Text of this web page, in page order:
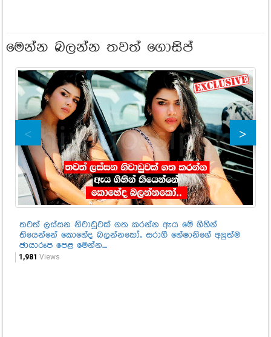
මෙන්න බලන්න තවත් ගොසිප්
තවත් ලස්සන නිවාඩුවක් ගත කරන්න ඇය මේ ගිහින්
තියෙන්නේ කොහේද බලන්නකෝ.. සරාගී හේෂානිගේ අලුත්ම
ඡායාරූප පෙළ මෙන්න....
1,981 Views